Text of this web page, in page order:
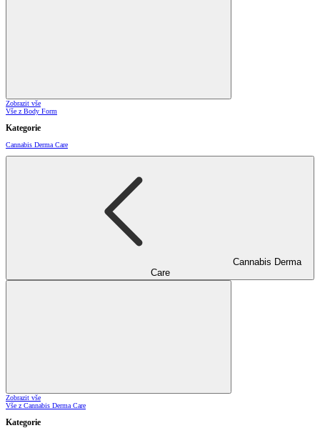
Zobrazit vše
Vše z Body Form
Kategorie
Cannabis Derma Care
Cannabis Derma
Care
Zobrazit vše
Vše z Cannabis Derma Care
Kategorie